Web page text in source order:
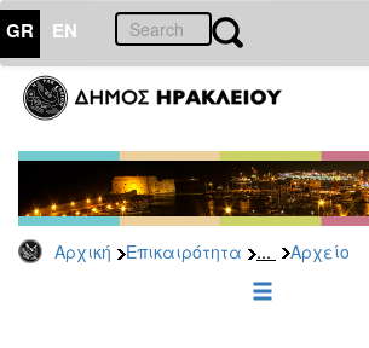
GR EN
Αρχική Επικαιρότητα ... Αρχείο
ΕΠΙΚΑΙΡΟΤΗΤΑ
Παρατάξεις
Αρχείο